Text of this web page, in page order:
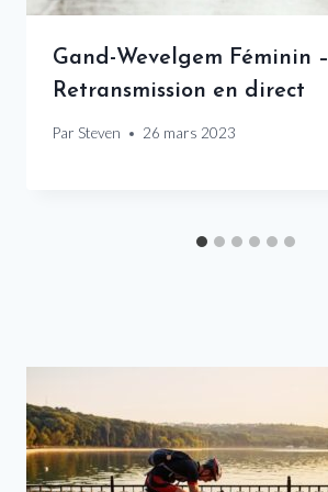
Gand-Wevelgem Féminin –
Retransmission en direct
Par Steven 26 mars 2023